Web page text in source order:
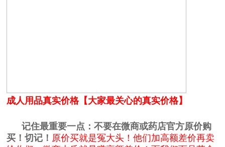
成人用品真实价格【大家最关心的真实价格】
记住最重要一点：不要在微商或药店官方原价购
买！切记！ 原价买就是冤大头！他们加高额差价再卖